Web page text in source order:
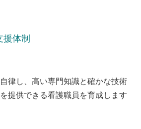
体制
律し、高い専門知識と確かな技術
提供できる看護職員を育成します